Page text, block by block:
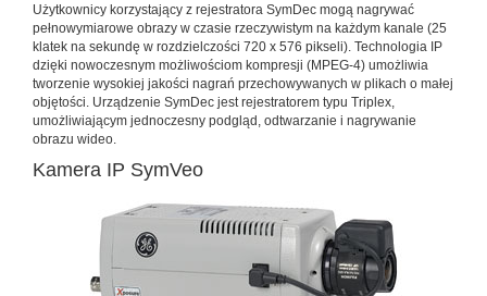
Użytkownicy korzystający z rejestratora SymDec mogą nagrywać
pełnowymiarowe obrazy w czasie rzeczywistym na każdym kanale (25
klatek na sekundę w rozdzielczości 720 x 576 pikseli). Technologia IP
dzięki nowoczesnym możliwościom kompresji (MPEG-4) umożliwia
tworzenie wysokiej jakości nagrań przechowywanych w plikach o małej
objętości. Urządzenie SymDec jest rejestratorem typu Triplex,
umożliwiającym jednoczesny podgląd, odtwarzanie i nagrywanie
obrazu wideo.
Kamera IP SymVeo